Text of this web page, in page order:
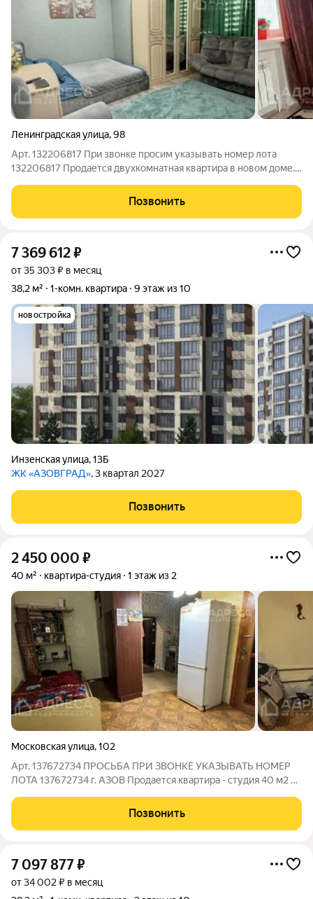
Ленинградская улица,98
Арт. 132206817 При звонке просим указывать номер лота
132206817 Продается двухкомнатная квартира в новом доме.
встраиваемая мебель и техника. В доме есть свой подвал 15
кв.м., во дворе есть беседка,
Позвонить
7 369 612₽
от 35 303 ₽ в месяц
38,2 м²
1-комн. квартира 9 этаж из 10
новостройка
Инзенская улица,13Б
ЖК «АЗОВГРАД», 3 квартал 2027
Позвонить
2 450 000 ₽
40 м² квартира-студия 1 этаж из 2
Московская улица,102
Арт. 137672734 ПРОСЬБА ПРИ ЗВОНКЕ УКАЗЫВАТЬ НОМЕР
ЛОТА 137672734 г. АЗОВ Продается квартира - студия 40 м2 с
инфраструктурой. Остановка общественного транспорта,
школы, рынок в шаговой
Позвонить
7 097 877₽
от 34 002 ₽ в месяц